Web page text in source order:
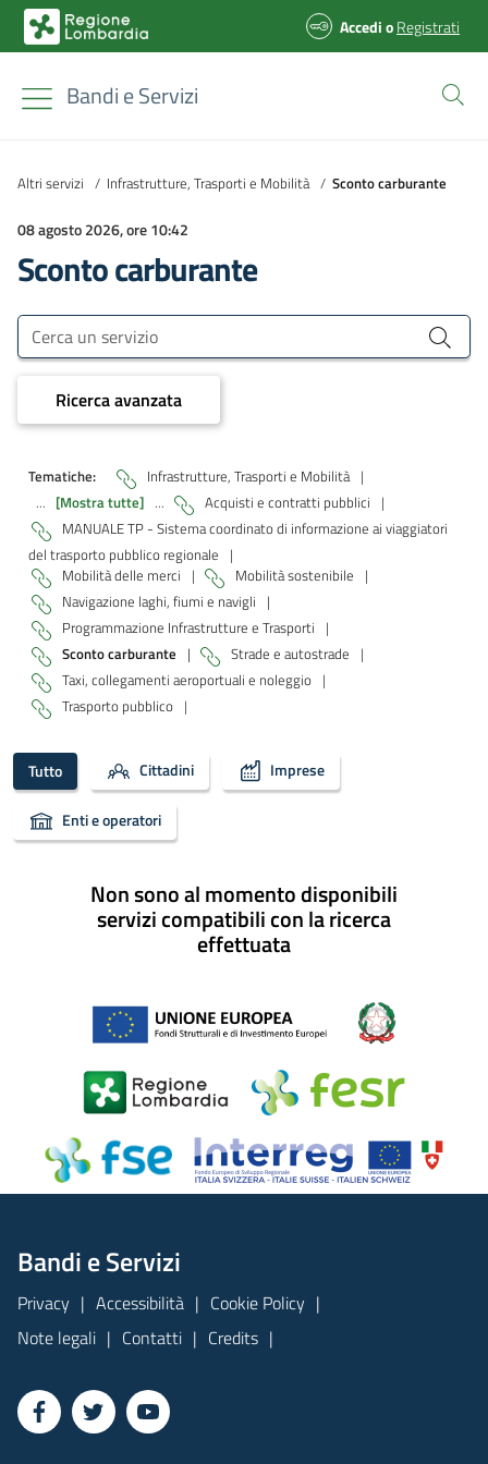
AccedioRegistrati
Bandi e Servizi
Altri servizi / Infrastrutture, Trasporti e Mobilità / Sconto carburante
08 agosto 2026, ore 10:42
Sconto carburante
Bandi e Servizi
Cerca un servizio
Ricerca avanzata
Tematiche: Infrastrutture, Trasporti e Mobilità |
... [Mostra tutte] ... Acquisti e contratti pubblici |
MANUALE TP - Sistema coordinato di informazione ai viaggiatori
del trasporto pubblico regionale |
Mobilità delle merci | Mobilità sostenibile |
Navigazione laghi, fiumi e navigli |
Programmazione Infrastrutture e Trasporti |
Sconto carburante | Strade e autostrade |
Taxi, collegamenti aeroportuali e noleggio |
Trasporto pubblico |
Tutto Cittadini Imprese
Enti e operatori
Non sono al momento disponibili
servizi compatibili con la ricerca
effettuata
Bandi e Servizi
Privacy Accessibilità
Cookie Policy
Note legali
Contatti Credits